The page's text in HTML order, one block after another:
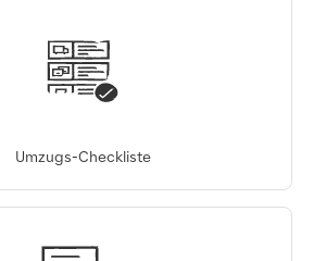
Umzugs-Checkliste